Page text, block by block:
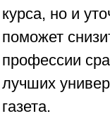
курса, но и
поможет
профессии
лучших
газета.